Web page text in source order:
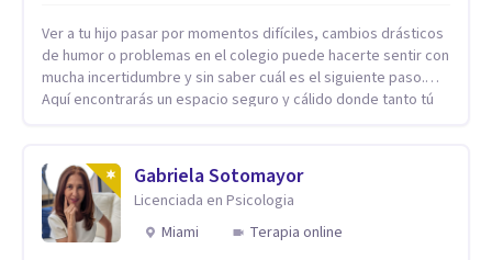
Ver a tu hijo pasar por momentos difíciles, cambios drásticos
de humor o problemas en el colegio puede hacerte sentir con
mucha incertidumbre y sin saber cuál es el siguiente paso.
Aquí encontrarás un espacio seguro y cálido donde tanto tú
casa. Me especializo en guiar a familias a través de
herramientas prácticas y dinámicas adaptadas a la edad de
cada menor, dejando de lado las etiquetas y los tecnicismos.
Mi forma de trabajar se centra en entender las emociones
Gabriela Sotomayor
Licenciada en Psicologia
Miami
Terapia online